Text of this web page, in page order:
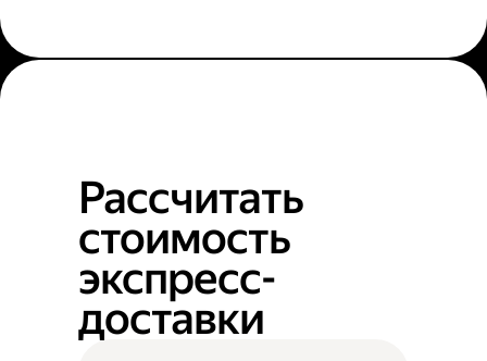
Рассчитать
стоимость
экспресс-
доставки